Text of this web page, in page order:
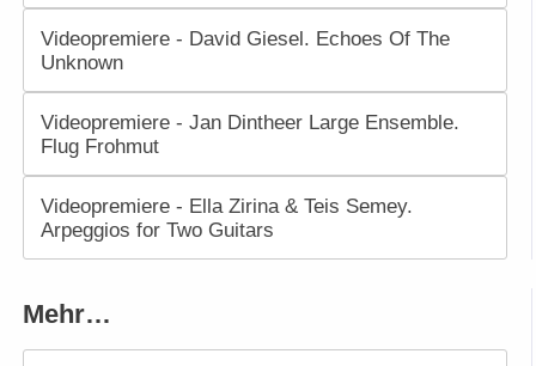
Videopremiere - David Giesel. Echoes Of The
Unknown
Videopremiere - Jan Dintheer Large Ensemble.
Flug Frohmut
Videopremiere - Ella Zirina & Teis Semey.
Arpeggios for Two Guitars
Mehr…